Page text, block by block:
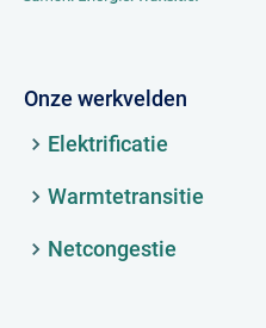
Onze werkvelden
Elektrificatie
Warmtetransitie
Netcongestie